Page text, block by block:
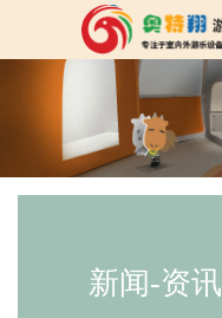
新闻-资讯